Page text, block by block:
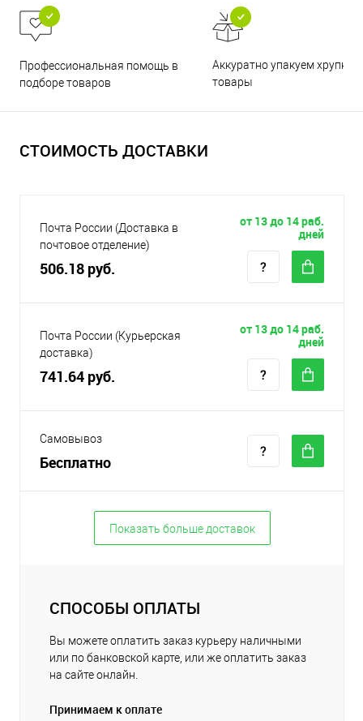
Профессиональная помощь в
подборе товаров
Аккуратно упакуем хрупкие
товары
СТОИМОСТЬ ДОСТАВКИ
Почта России (Доставка в
почтовое отделение)
506.18 руб.
от 13 до 14 раб.
дней
Почта России (Курьерская
доставка)
741.64 руб.
от 13 до 14 раб.
дней
Самовывоз
Бесплатно
Показать больше доставок
СПОСОБЫ ОПЛАТЫ
Вы можете оплатить заказ курьеру наличными
или по банковской карте, или же оплатить заказ
на сайте онлайн.
Принимаем к оплате